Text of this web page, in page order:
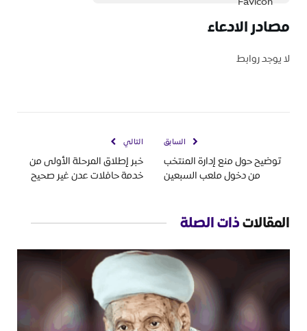
مصادر الادعاء
لا يوجد روابط
السابق
توضيح حول منع إدارة المنتخب
من دخول ملعب السبعين
التالي
خبر إطلاق المرحلة الأولى من
خدمة حافلات عدن غير صحيح
المقالاتذات الصلة